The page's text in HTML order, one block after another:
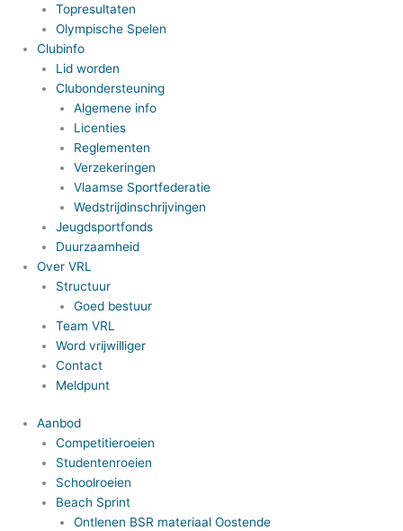
Topresultaten
Olympische Spelen
Clubinfo
Lid worden
Clubondersteuning
Algemene info
Licenties
Reglementen
Verzekeringen
Vlaamse Sportfederatie
Wedstrijdinschrijvingen
Jeugdsportfonds
Duurzaamheid
Over VRL
Structuur
Goed bestuur
Team VRL
Word vrijwilliger
Contact
Meldpunt
Aanbod
Competitieroeien
Studentenroeien
Schoolroeien
Beach Sprint
Ontlenen BSR materiaal Oostende